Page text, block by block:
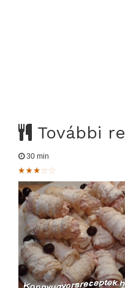
További
30 min